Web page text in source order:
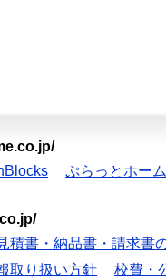
ぷらっとホー
積書・納品書・請求書
取り扱い方針 校費・